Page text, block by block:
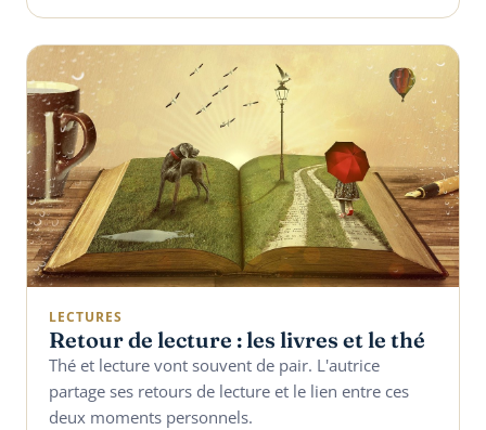
LECTURES
Retour de lecture : les livres et le thé
Thé et lecture vont souvent de pair. L'autrice
partage ses retours de lecture et le lien entre ces
deux moments personnels.